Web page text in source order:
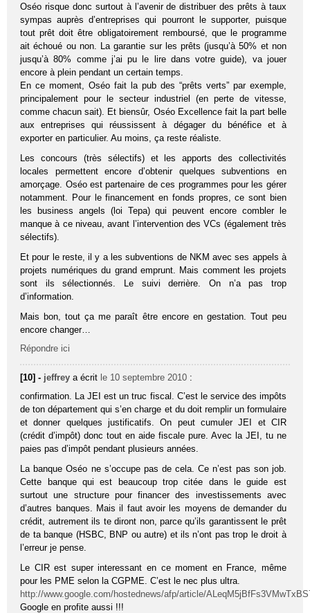
Oséo risque donc surtout à l’avenir de distribuer des prêts à taux
sympas auprès d’entreprises qui pourront le supporter, puisque
tout prêt doit être obligatoirement remboursé, que le programme
ait échoué ou non. La garantie sur les prêts (jusqu’à 50% et non
jusqu’à 80% comme j’ai pu le lire dans votre guide), va jouer
encore à plein pendant un certain temps.
En ce moment, Oséo fait la pub des “prêts verts” par exemple,
principalement pour le secteur industriel (en perte de vitesse,
comme chacun sait). Et biensûr, Oséo Excellence fait la part belle
aux entreprises qui réussissent à dégager du bénéfice et à
exporter en particulier. Au moins, ça reste réaliste.
Les concours (très sélectifs) et les apports des collectivités
locales permettent encore d’obtenir quelques subventions en
amorçage. Oséo est partenaire de ces programmes pour les gérer
notamment. Pour le financement en fonds propres, ce sont bien
les business angels (loi Tepa) qui peuvent encore combler le
manque à ce niveau, avant l’intervention des VCs (également très
sélectifs).
Et pour le reste, il y a les subventions de NKM avec ses appels à
projets numériques du grand emprunt. Mais comment les projets
sont ils sélectionnés. Le suivi derrière. On n’a pas trop
d’information.
Mais bon, tout ça me paraît être encore en gestation. Tout peu
encore changer…
Répondre ici
[10] - jeffrey a écrit le 10 septembre 2010 :
confirmation. La JEI est un truc fiscal. C’est le service des impôts
de ton département qui s’en charge et du doit remplir un formulaire
et donner quelques justificatifs. On peut cumuler JEI et CIR
(crédit d’impôt) donc tout en aide fiscale pure. Avec la JEI, tu ne
paies pas d’impôt pendant plusieurs années.
La banque Oséo ne s’occupe pas de cela. Ce n’est pas son job.
Cette banque qui est beaucoup trop citée dans le guide est
surtout une structure pour financer des investissements avec
d’autres banques. Mais il faut avoir les moyens de demander du
crédit, autrement ils te diront non, parce qu’ils garantissent le prêt
de ta banque (HSBC, BNP ou autre) et ils n’ont pas trop le droit à
l’erreur je pense.
Le CIR est super interessant en ce moment en France, même
pour les PME selon la CGPME. C’est le nec plus ultra.
http://www.google.com/hostednews/afp/article/
Google en profite aussi !!!